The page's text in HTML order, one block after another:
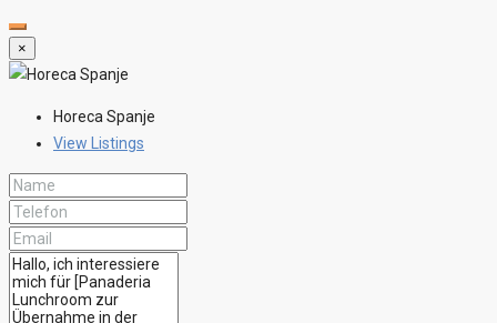
×
Horeca Spanje
View Listings